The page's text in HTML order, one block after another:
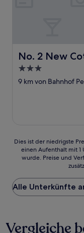
No. 2 New
No. 2 New
3.0-
Sterne-
9 km von Bahnhof
Dies
der
Preis
pro
Nacht,
den
Dies ist der niedrigste
einen Aufenthalt mit 1
wurde. Preise und
Alle Unterkünfte
Vergleiche